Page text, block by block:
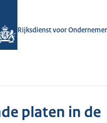
Rijksdienst voor
platen in de